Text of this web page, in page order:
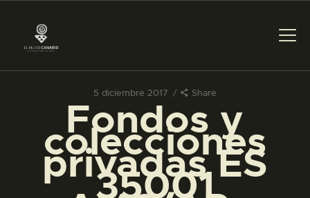
5 diciembre 2017 Share
Fondos y
colecciones
privadas ES
35001
PREPARAR LA VISITA
ACTIVIDADES